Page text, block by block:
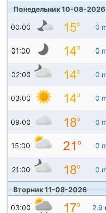
Понедельник 10-08-2026
00:00 0
01:00 0
02:00 0
03:00 0
09:00 0
15:00 0
21:00 0
Вторник 11-08-2026
03:00 2.9